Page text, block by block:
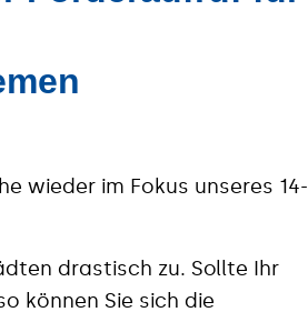
wieder im Fokus unseres 14-
drastisch zu. Sollte Ihr
können Sie sich die